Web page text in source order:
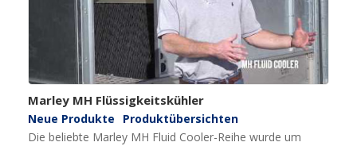
Marley MH Flüssigkeitskühler
Neue Produkte
Produktübersichten
Die beliebte Marley MH Fluid Cooler-Reihe wurde um